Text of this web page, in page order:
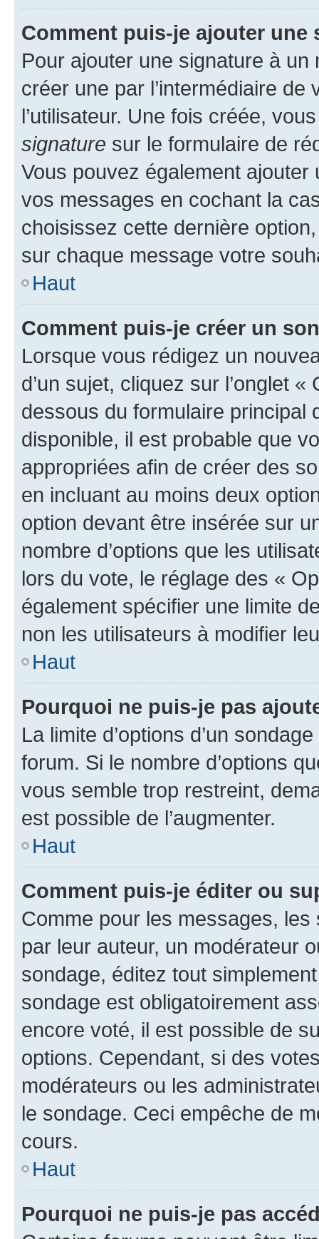
Comment puis-je ajouter une
Pour ajouter une signature à un
créer une par l’intermédiaire
l’utilisateur. Une fois créée,
signature sur le formulaire de
Vous pouvez également
vos messages en cochant la
choisissez cette dernière
sur chaque message votre
Haut
Comment puis-je créer un
Lorsque vous rédigez un
d’un sujet, cliquez sur l’onglet
dessous du formulaire principal
disponible, il est probable que
appropriées afin de créer des
en incluant au moins deux
option devant être insérée sur
nombre d’options que les
lors du vote, le réglage des «
également spécifier une limite
non les utilisateurs à modifier
Haut
Pourquoi ne puis-je pas
La limite d’options d’un
forum. Si le nombre d’options
vous semble trop restreint,
est possible de l’augmenter.
Haut
Comment puis-je éditer ou
Comme pour les messages,
par leur auteur, un modérateur
sondage, éditez tout
sondage est obligatoirement
encore voté, il est possible de
options. Cependant, si des
modérateurs ou les
le sondage. Ceci empêche de
cours.
Haut
Pourquoi ne puis-je pas